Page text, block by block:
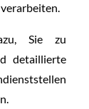
Sie zu
detaillierte